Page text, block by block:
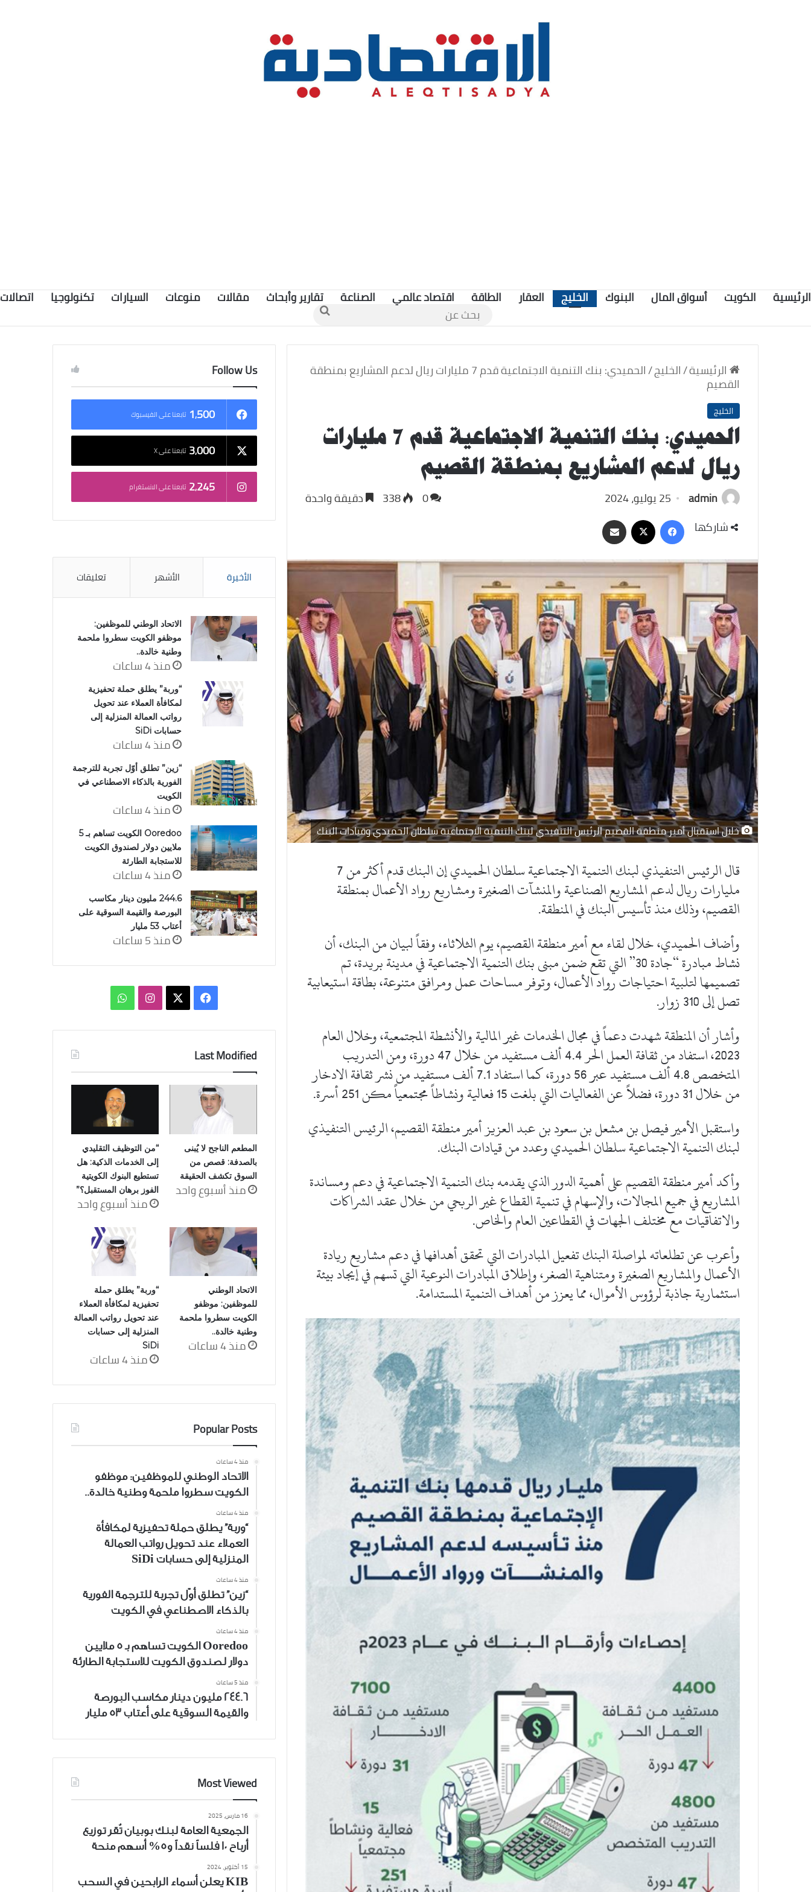
الرئيسية الكويت أسواق المال البنوك الخليج العقار الطاقة اقتصاد عالمي الصناعة تقارير وأبحاث مقالات منوعات السيارات تكنولوجيا اتصالات
بحث
عن
الرئيسية/الخليج/ الحميدي: بنك التنمية الاجتماعية قدم 7 مليارات ريال لدعم المشاريع بمنطقة
القصيم
الخليج
الحميدي: بنك التنمية الاجتماعية قدم 7 مليارات
ريال لدعم المشاريع بمنطقة القصيم
admin 25 يوليو، 2024 0
338
دقيقة واحدة
شاركها
فيسبوك
‫X مشاركة
عبر
البريد
خلال استقبال أمير منطقة القصيم الرئيس التنفيذي لبنك التنمية الاجتماعية سلطان الحميدي وقيادات البنك
قال الرئيس التنفيذي لبنك التنمية الاجتماعية سلطان الحميدي إن البنك قدم أكثر من 7
مليارات ريال لدعم المشاريع الصناعية والمنشآت الصغيرة ومشاريع رواد الأعمال بمنطقة
القصيم، وذلك منذ تأسيس البنك في المنطقة.
وأضاف الحميدي، خلال لقاء مع أمير منطقة القصيم، يوم الثلاثاء، وفقاً لبيان من البنك، أن
نشاط مبادرة “جادة 30” التي تقع ضمن مبنى بنك التنمية الاجتماعية في مدينة بريدة، تم
تصميمها لتلبية احتياجات رواد الأعمال، وتوفر مساحات عمل ومرافق متنوعة، بطاقة استيعابية
تصل إلى 310 زوار.
وأشار أن المنطقة شهدت دعماً في مجال الخدمات غير المالية والأنشطة المجتمعية، وخلال العام
2023، استفاد من ثقافة العمل الحر 4.4 ألف مستفيد من خلال 47 دورة، ومن التدريب
المتخصص 4.8 ألف مستفيد عبر 56 دورة، كما استفاد 7.1 ألف مستفيد من نشر ثقافة الادخار
من خلال 31 دورة، فضلاً عن الفعاليات التي بلغت 15 فعالية ونشاطاً مجتمعياً مكن 251 أسرة.
واستقبل الأمير فيصل بن مشعل بن سعود بن عبد العزيز أمير منطقة القصيم، الرئيس التنفيذي
لبنك التنمية الاجتماعية سلطان الحميدي وعدد من قيادات البنك.
وأكد أمير منطقة القصيم على أهمية الدور الذي يقدمه بنك التنمية الاجتماعية في دعم ومساندة
المشاريع في جميع المجالات، والإسهام في تنمية القطاع غير الربحي من خلال عقد الشراكات
والاتفاقيات مع مختلف الجهات في القطاعين العام والخاص.
وأعرب عن تطلعاته لمواصلة البنك تفعيل المبادرات التي تحقق أهدافها في دعم مشاريع ريادة
الأعمال والمشاريع الصغيرة ومتناهية الصغر، وإطلاق المبادرات النوعية التي تسهم في إيجاد بيئة
استثمارية جاذبة لرؤوس الأموال، مما يعزز من أهداف التنمية المستدامة.
Follow Us
1٬500 تابعنا على الفيسبوك
3٬000 تابعنا على X
2٬245 تابعنا على الانستغرام
الأخيرة الأشهر تعليقات
الاتحاد الوطني للموظفين:
موظفو الكويت سطروا ملحمة
وطنية خالدة..
منذ 4 ساعات
“وربة” يطلق حملة تحفيزية
لمكافأة العملاء عند تحويل
رواتب العمالة المنزلية إلى
حسابات SiDi
منذ 4 ساعات
“زين” تطلق أوّل تجربة للترجمة
الفورية بالذكاء الاصطناعي في
الكويت
منذ 4 ساعات
Ooredoo الكويت تساهم بـ 5
ملايين دولار لصندوق الكويت
للاستجابة الطارئة
منذ 4 ساعات
244.6 مليون دينار مكاسب
البورصة والقيمة السوقية على
أعتاب 53 مليار
منذ 5 ساعات
فيسبوك انستقرامواتساب
Last Modified
المطعم الناجح لا يُبنى
بالصدفة: قصص من
السوق تكشف الحقيقة
منذ أسبوع واحد
“من التوظيف التقليدي
إلى الخدمات الذكية: هل
تستطيع البنوك الكويتية
الفوز برهان المستقبل؟”
منذ أسبوع واحد
الاتحاد الوطني
للموظفين: موظفو
الكويت سطروا ملحمة
وطنية خالدة..
منذ 4 ساعات
“وربة” يطلق حملة
تحفيزية لمكافأة العملاء
عند تحويل رواتب العمالة
المنزلية إلى حسابات
SiDi
منذ 4 ساعات
Popular Posts
منذ 4 ساعات
الاتحاد الوطني للموظفين: موظفو
الكويت سطروا ملحمة وطنية خالدة..
منذ 4 ساعات
“وربة” يطلق حملة تحفيزية لمكافأة
العملاء عند تحويل رواتب العمالة
المنزلية إلى حسابات SiDi
منذ 4 ساعات
“زين” تطلق أوّل تجربة للترجمة الفورية
بالذكاء الاصطناعي في الكويت
منذ 4 ساعات
Ooredoo الكويت تساهم بـ 5 ملايين
دولار لصندوق الكويت للاستجابة الطارئة
منذ 5 ساعات
244.6 مليون دينار مكاسب البورصة
والقيمة السوقية على أعتاب 53 مليار
Most Viewed
16 مارس، 2025
الجمعية العامة لبنك بوبيان تُقر توزيع
أرباح 10 فلساً نقداً و5% أسهم منحة
15 أكتوبر، 2024
KIB يعلن أسماء الرابحين في السحب